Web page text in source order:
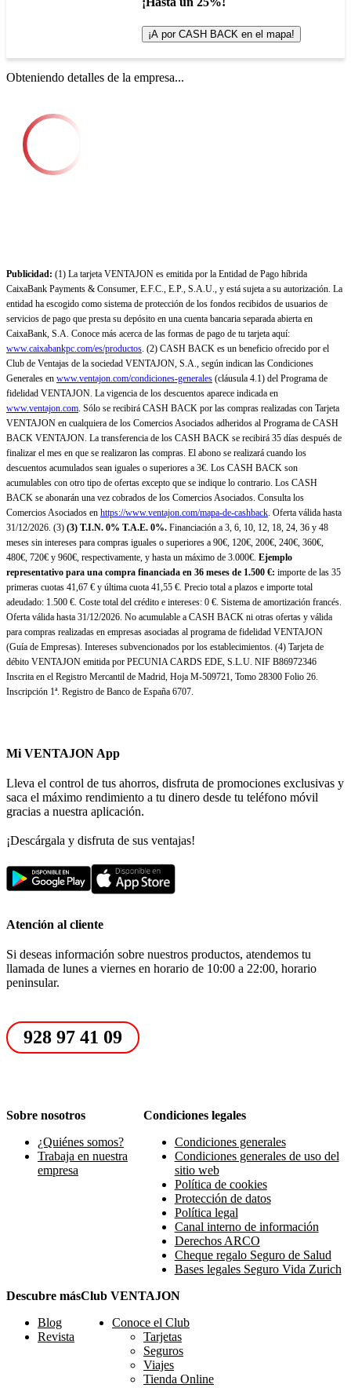
¡A por CASH BACK en el mapa!
Obteniendo detalles de la empresa...
Publicidad: (1) La tarjeta VENTAJON es emitida por la Entidad de Pago híbrida
CaixaBank Payments & Consumer, E.F.C., E.P., S.A.U., y está sujeta a su autorización. La
entidad ha escogido como sistema de protección de los fondos recibidos de usuarios de
servicios de pago que presta su depósito en una cuenta bancaria separada abierta en
CaixaBank, S.A. Conoce más acerca de las formas de pago de tu tarjeta aquí:
www.caixabankpc.com/es/productos. (2) CASH BACK es un beneficio ofrecido por el
Club de Ventajas de la sociedad VENTAJON, S.A., según indican las Condiciones
Generales en www.ventajon.com/condiciones-generales (cláusula 4.1) del Programa de
fidelidad VENTAJON. La vigencia de los descuentos aparece indicada en
www.ventajon.com. Sólo se recibirá CASH BACK por las compras realizadas con Tarjeta
VENTAJON en cualquiera de los Comercios Asociados adheridos al Programa de CASH
BACK VENTAJON. La transferencia de los CASH BACK se recibirá 35 días después de
finalizar el mes en que se realizaron las compras. El abono se realizará cuando los
descuentos acumulados sean iguales o superiores a 3€. Los CASH BACK son
acumulables con otro tipo de ofertas excepto que se indique lo contrario. Los CASH
BACK se abonarán una vez cobrados de los Comercios Asociados. Consulta los
Comercios Asociados en https://www.ventajon.com/mapa-de-cashback. Oferta válida hasta
31/12/2026. (3) (3) T.I.N. 0% T.A.E. 0%. Financiación a 3, 6, 10, 12, 18, 24, 36 y 48
meses sin intereses para compras iguales o superiores a 90€, 120€, 200€, 240€, 360€,
480€, 720€ y 960€, respectivamente, y hasta un máximo de 3.000€. Ejemplo
representativo para una compra financiada en 36 meses de 1.500 €: importe de las 35
primeras cuotas 41,67 € y última cuota 41,55 €. Precio total a plazos e importe total
adeudado: 1.500 €. Coste total del crédito e intereses: 0 €. Sistema de amortización francés.
Oferta válida hasta 31/12/2026. No acumulable a CASH BACK ni otras ofertas y válida
para compras realizadas en empresas asociadas al programa de fidelidad VENTAJON
(Guía de Empresas). Intereses subvencionados por los establecimientos. (4) Tarjeta de
débito VENTAJON emitida por PECUNIA CARDS EDE, S.L.U. NIF B86972346
Inscrita en el Registro Mercantil de Madrid, Hoja M-509721, Tomo 28300 Folio 26.
Inscripción 1ª. Registro de Banco de España 6707.
Mi VENTAJON App
Lleva el control de tus ahorros, disfruta de promociones exclusivas y
saca el máximo rendimiento a tu dinero desde tu teléfono móvil
gracias a nuestra aplicación.
¡Descárgala y disfruta de sus ventajas!
Atención al cliente
Si deseas información sobre nuestros productos, atendemos tu
llamada de lunes a viernes en horario de 10:00 a 22:00, horario
peninsular.
928 97 41 09
Sobre nosotros
¿Quiénes somos?
Trabaja en nuestra
empresa
Condiciones legales
Condiciones generales
Condiciones generales de uso del
sitio web
Política de cookies
Protección de datos
Política legal
Canal interno de información
Derechos ARCO
Cheque regalo Seguro de Salud
Bases legales Seguro Vida Zurich
Descubre más
Blog
Revista
Club VENTAJON
Conoce el Club
Tarjetas
Seguros
Viajes
Tienda Online